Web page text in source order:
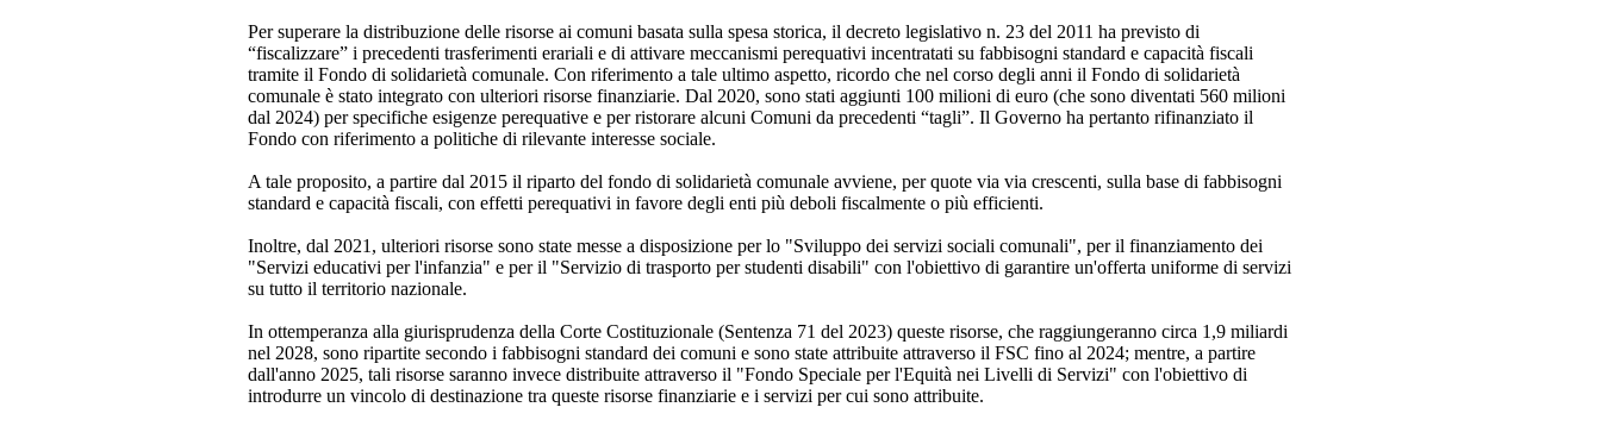
Per superare la distribuzione delle risorse ai comuni basata sulla spesa storica, il decreto legislativo n. 23 del 2011 ha previsto di
“fiscalizzare” i precedenti trasferimenti erariali e di attivare meccanismi perequativi incentratati su fabbisogni standard e capacità fiscali
tramite il Fondo di solidarietà comunale. Con riferimento a tale ultimo aspetto, ricordo che nel corso degli anni il Fondo di solidarietà
comunale è stato integrato con ulteriori risorse finanziarie. Dal 2020, sono stati aggiunti 100 milioni di euro (che sono diventati 560 milioni
dal 2024) per specifiche esigenze perequative e per ristorare alcuni Comuni da precedenti “tagli”. Il Governo ha pertanto rifinanziato il
Fondo con riferimento a politiche di rilevante interesse sociale.
A tale proposito, a partire dal 2015 il riparto del fondo di solidarietà comunale avviene, per quote via via crescenti, sulla base di fabbisogni
standard e capacità fiscali, con effetti perequativi in favore degli enti più deboli fiscalmente o più efficienti.
Inoltre, dal 2021, ulteriori risorse sono state messe a disposizione per lo "Sviluppo dei servizi sociali comunali", per il finanziamento dei
"Servizi educativi per l'infanzia" e per il "Servizio di trasporto per studenti disabili" con l'obiettivo di garantire un'offerta uniforme di servizi
su tutto il territorio nazionale.
In ottemperanza alla giurisprudenza della Corte Costituzionale (Sentenza 71 del 2023) queste risorse, che raggiungeranno circa 1,9 miliardi
nel 2028, sono ripartite secondo i fabbisogni standard dei comuni e sono state attribuite attraverso il FSC fino al 2024; mentre, a partire
dall'anno 2025, tali risorse saranno invece distribuite attraverso il "Fondo Speciale per l'Equità nei Livelli di Servizi" con l'obiettivo di
introdurre un vincolo di destinazione tra queste risorse finanziarie e i servizi per cui sono attribuite.